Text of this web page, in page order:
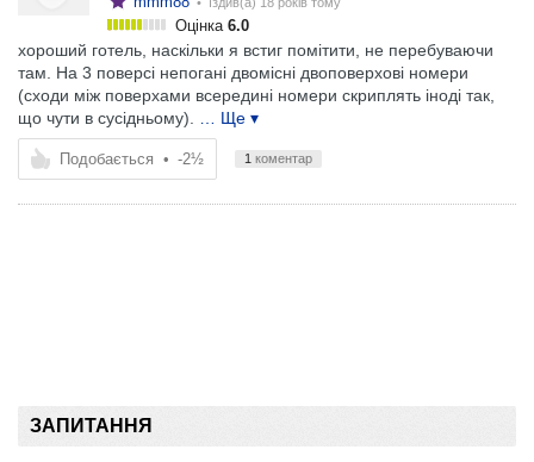
Оцінка 6.0
хороший готель, наскільки я встиг помітити, не перебуваючи
там. На 3 поверсі непогані двомісні двоповерхові номери
(сходи між поверхами всередині номери скриплять іноді так,
що чути в сусідньому).
… Ще ▾
Подобається • -2½ 1 коментар
ЗАПИТАННЯ